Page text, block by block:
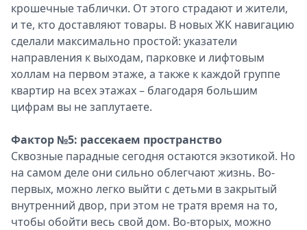
крошечные таблички. От этого страдают и жители,
и те, кто доставляют товары. В новых ЖК навигацию
сделали макси­мально простой: указатели
направления к выходам, парковке и лифтовым
холлам на первом этаже, а также к каждой группе
квартир на всех этажах – благодаря большим
цифрам вы не заплутаете.
Фактор №5: рассекаем пространство
Сквозные парадные сегодня остаются экзотикой. Но
на самом деле они сильно облегчают жизнь. Во-
первых, можно легко выйти с детьми в закрытый
внутренний двор, при этом не тратя время на то,
чтобы обойти весь свой дом. Во-вторых, можно